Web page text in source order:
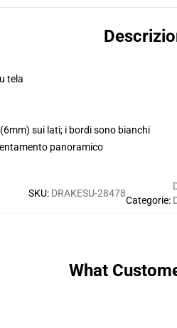
tela
sui lati; i bordi sono bianchi
panoramico
SKU: DRAKESU-28478
Categorie:
What